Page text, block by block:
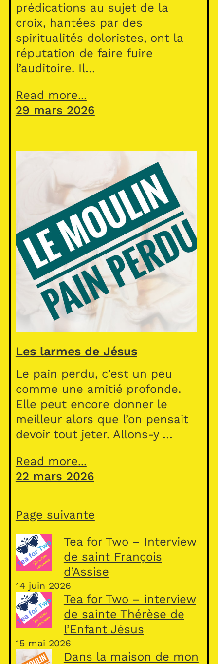
prédications au sujet de la
croix, hantées par des
spiritualités doloristes, ont la
réputation de faire fuire
l’auditoire. Il…
Read more...
29 mars 2026
Les larmes de Jésus
Le pain perdu, c’est un peu
comme une amitié profonde.
Elle peut encore donner le
meilleur alors que l’on pensait
devoir tout jeter. Allons-y …
Read more...
22 mars 2026
Page suivante
Tea for Two – Interview
de saint François
d’Assise
14 juin 2026
Tea for Two – interview
de sainte Thérèse de
l’Enfant Jésus
15 mai 2026
Dans la maison de mon